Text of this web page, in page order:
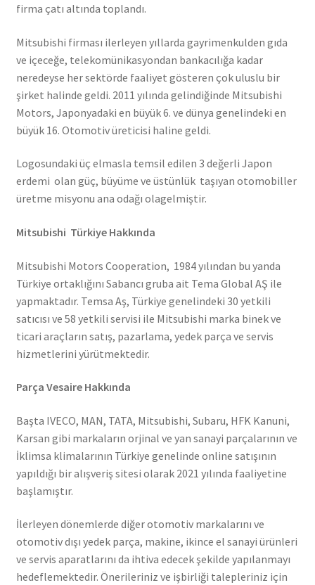
firma çatı altında toplandı.
Mitsubishi firması ilerleyen yıllarda gayrimenkulden gıda
ve içeceğe, telekomünikasyondan bankacılığa kadar
neredeyse her sektörde faaliyet gösteren çok uluslu bir
şirket halinde geldi. 2011 yılında gelindiğinde Mitsubishi
Motors, Japonyadaki en büyük 6. ve dünya genelindeki en
büyük 16. Otomotiv üreticisi haline geldi.
Logosundaki üç elmasla temsil edilen 3 değerli Japon
erdemi olan güç, büyüme ve üstünlük taşıyan otomobiller
üretme misyonu ana odağı olagelmiştir.
Mitsubishi Türkiye Hakkında
Mitsubishi Motors Cooperation, 1984 yılından bu yanda
Türkiye ortaklığını Sabancı gruba ait Tema Global AŞ ile
yapmaktadır. Temsa Aş, Türkiye genelindeki 30 yetkili
satıcısı ve 58 yetkili servisi ile Mitsubishi marka binek ve
ticari araçların satış, pazarlama, yedek parça ve servis
hizmetlerini yürütmektedir.
Parça Vesaire Hakkında
Başta IVECO, MAN, TATA, Mitsubishi, Subaru, HFK Kanuni,
Karsan gibi markaların orjinal ve yan sanayi parçalarının ve
İklimsa klimalarının Türkiye genelinde online satışının
yapıldığı bir alışveriş sitesi olarak 2021 yılında faaliyetine
başlamıştır.
İlerleyen dönemlerde diğer otomotiv markalarını ve
otomotiv dışı yedek parça, makine, ikince el sanayi ürünleri
ve servis aparatlarını da ihtiva edecek şekilde yapılanmayı
hedeflemektedir. Önerileriniz ve işbirliği talepleriniz için